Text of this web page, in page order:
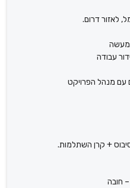
לאזור דרום.
עבודה
עם מנהל הפרויקט
+ קרן השתלמות.
חובה